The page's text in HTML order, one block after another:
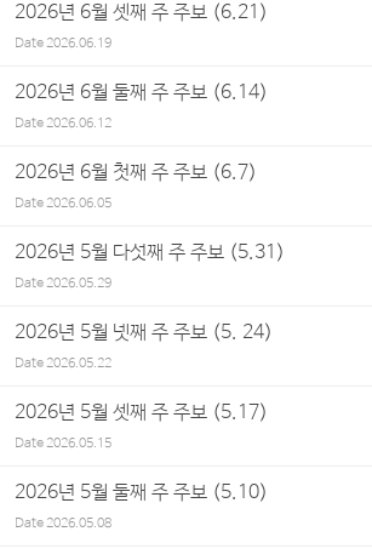
2026년 6월 셋째 주 주보 (6.21)
Date2026.06.19
2026년 6월 둘째 주 주보 (6.14)
Date2026.06.12
2026년 6월 첫째 주 주보 (6.7)
Date2026.06.05
2026년 5월 다섯째 주 주보 (5.31)
Date2026.05.29
2026년 5월 넷째 주 주보 (5. 24)
Date2026.05.22
2026년 5월 셋째 주 주보 (5.17)
Date2026.05.15
2026년 5월 둘째 주 주보 (5.10)
Date2026.05.08